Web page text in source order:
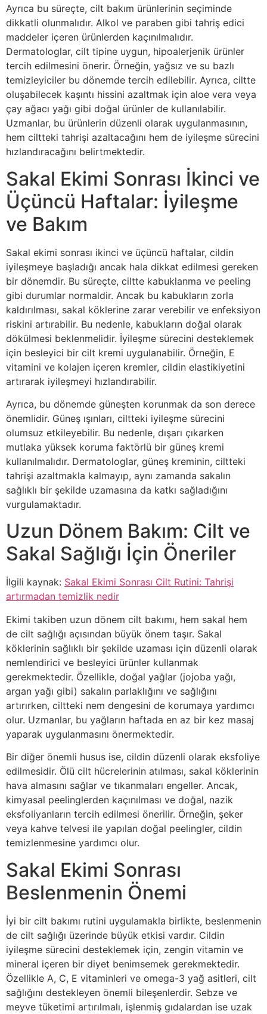
Ayrıca bu süreçte, cilt bakım ürünlerinin seçiminde
dikkatli olunmalıdır. Alkol ve paraben gibi tahriş edici
maddeler içeren ürünlerden kaçınılmalıdır.
Dermatologlar, cilt tipine uygun, hipoalerjenik ürünler
tercih edilmesini önerir. Örneğin, yağsız ve su bazlı
temizleyiciler bu dönemde tercih edilebilir. Ayrıca, ciltte
oluşabilecek kaşıntı hissini azaltmak için aloe vera veya
çay ağacı yağı gibi doğal ürünler de kullanılabilir.
Uzmanlar, bu ürünlerin düzenli olarak uygulanmasının,
hem ciltteki tahrişi azaltacağını hem de iyileşme sürecini
hızlandıracağını belirtmektedir.
Sakal Ekimi Sonrası İkinci ve
Üçüncü Haftalar: İyileşme
ve Bakım
Sakal ekimi sonrası ikinci ve üçüncü haftalar, cildin
iyileşmeye başladığı ancak hala dikkat edilmesi gereken
bir dönemdir. Bu süreçte, ciltte kabuklanma ve peeling
gibi durumlar normaldir. Ancak bu kabukların zorla
kaldırılması, sakal köklerine zarar verebilir ve enfeksiyon
riskini artırabilir. Bu nedenle, kabukların doğal olarak
dökülmesi beklenmelidir. İyileşme sürecini desteklemek
için besleyici bir cilt kremi uygulanabilir. Örneğin, E
vitamini ve kolajen içeren kremler, cildin elastikiyetini
artırarak iyileşmeyi hızlandırabilir.
Ayrıca, bu dönemde güneşten korunmak da son derece
önemlidir. Güneş ışınları, ciltteki iyileşme sürecini
olumsuz etkileyebilir. Bu nedenle, dışarı çıkarken
mutlaka yüksek koruma faktörlü bir güneş kremi
kullanılmalıdır. Dermatologlar, güneş kreminin, ciltteki
tahrişi azaltmakla kalmayıp, aynı zamanda sakalın
sağlıklı bir şekilde uzamasına da katkı sağladığını
vurgulamaktadır.
Uzun Dönem Bakım: Cilt ve
Sakal Sağlığı İçin Öneriler
İlgili kaynak: Sakal Ekimi Sonrası Cilt Rutini: Tahrişi
artırmadan temizlik nedir
Ekimi takiben uzun dönem cilt bakımı, hem sakal hem
de cilt sağlığı açısından büyük önem taşır. Sakal
köklerinin sağlıklı bir şekilde uzaması için düzenli olarak
nemlendirici ve besleyici ürünler kullanmak
gerekmektedir. Özellikle, doğal yağlar (jojoba yağı,
argan yağı gibi) sakalın parlaklığını ve sağlığını
artırırken, ciltteki nem dengesini de korumaya yardımcı
olur. Uzmanlar, bu yağların haftada en az bir kez masaj
yaparak uygulanmasını önermektedir.
Bir diğer önemli husus ise, cildin düzenli olarak eksfoliye
edilmesidir. Ölü cilt hücrelerinin atılması, sakal köklerinin
hava almasını sağlar ve tıkanmaları engeller. Ancak,
kimyasal peelinglerden kaçınılması ve doğal, nazik
eksfoliyanların tercih edilmesi önerilir. Örneğin, şeker
veya kahve telvesi ile yapılan doğal peelingler, cildin
temizlenmesine yardımcı olur.
Sakal Ekimi Sonrası
Beslenmenin Önemi
İyi bir cilt bakımı rutini uygulamakla birlikte, beslenmenin
de cilt sağlığı üzerinde büyük etkisi vardır. Cildin
iyileşme sürecini desteklemek için, zengin vitamin ve
mineral içeren bir diyet benimsemek gerekmektedir.
Özellikle A, C, E vitaminleri ve omega-3 yağ asitleri, cilt
sağlığını destekleyen önemli bileşenlerdir. Sebze ve
meyve tüketimi artırılmalı, işlenmiş gıdalardan ise uzak